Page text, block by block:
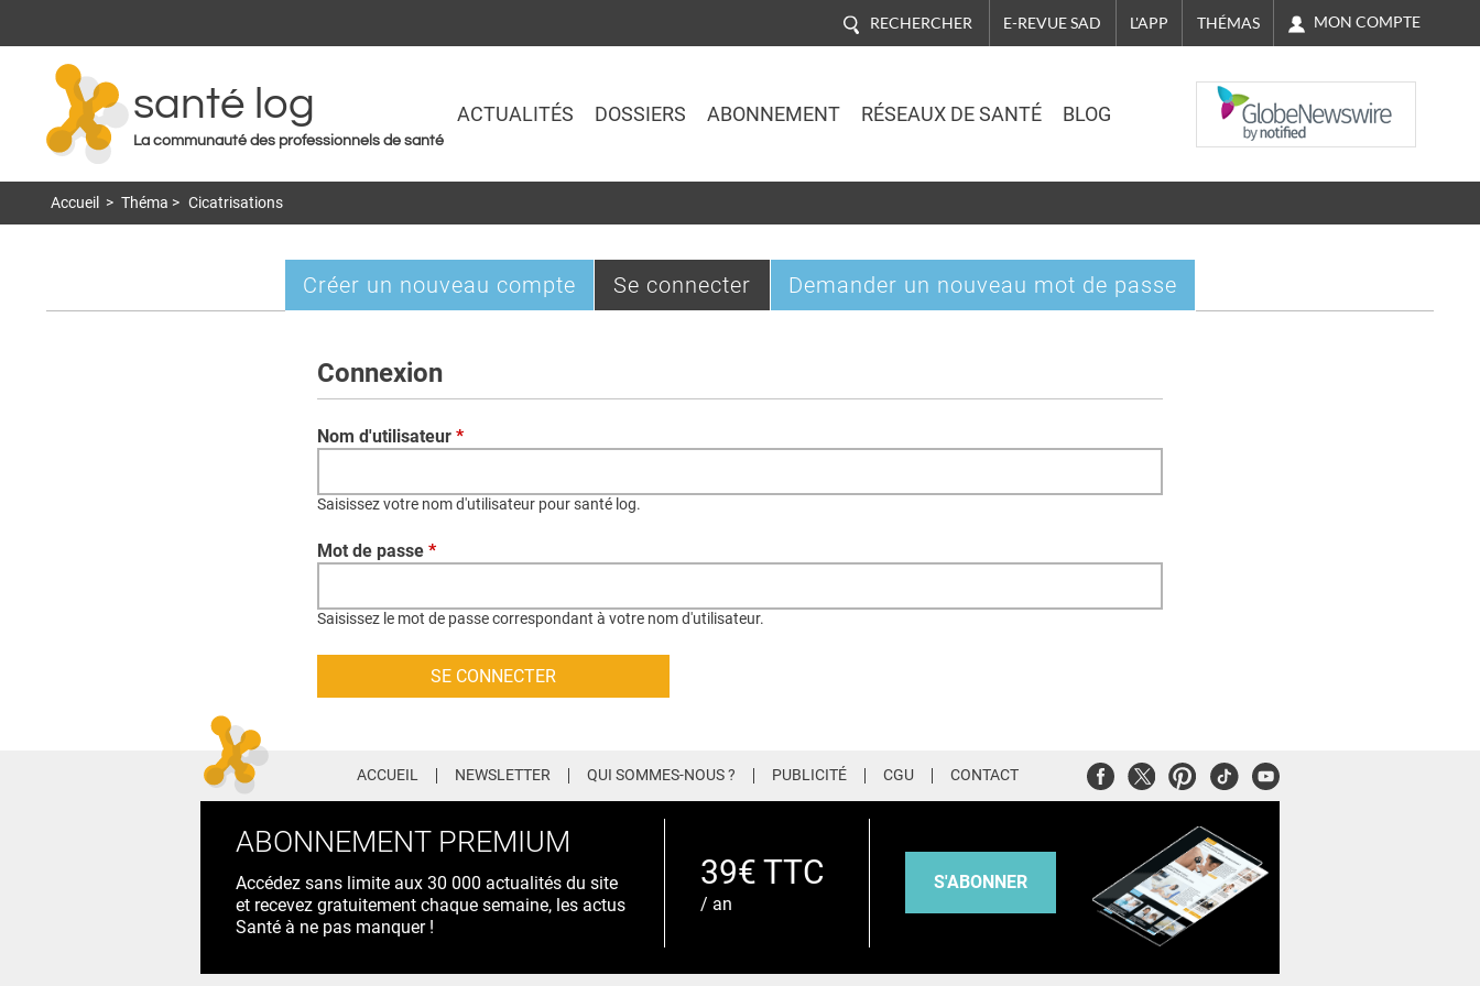
RECHERCHER E-REVUE SAD L'APP THÉMAS MON COMPTE
santé log
La communauté des professionnels de santé
ACTUALITÉS DOSSIERS ABONNEMENT RÉSEAUX DE SANTÉ BLOG
NASDAQ
Accueil > Théma > Cicatrisations
Onglets
Créer un nouveau compte Se connecter (onglet
actif)
Demander un nouveau mot de passe
Connexion
Nom d'utilisateur *
Saisissez votre nom d'utilisateur pour santé log.
Mot de passe *
Saisissez le mot de passe correspondant à votre nom d'utilisateur.
ACCUEIL NEWSLETTER QUI SOMMES-NOUS ? PUBLICITÉ CGU CONTACT FacebookTwitterPinterest
TiktokYoutube
ABONNEMENT PREMIUM
Accédez sans limite aux 30 000 actualités du site
et recevez gratuitement chaque semaine, les actus
Santé à ne pas manquer !
39€ TTC
/ an
S'ABONNER